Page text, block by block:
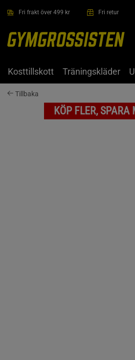
Fri frakt över 499 kr Fri retur
Kosttillskott Träningskläder
Tillbaka
KÖP FLER, SPARA